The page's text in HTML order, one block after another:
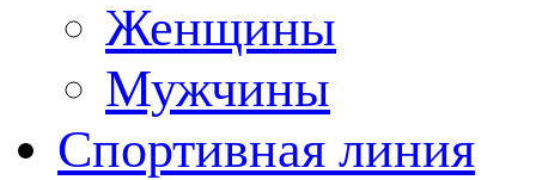
Женщины
Мужчины
Спортивная линия